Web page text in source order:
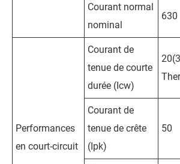
Courant normal
nominal
630
Performances
en court-circuit
Courant de
tenue de courte
durée (Icw)
Courant de
tenue de crête
(Ipk)
50